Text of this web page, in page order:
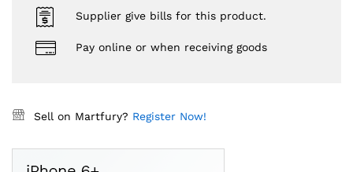
Supplier give bills for this product.
Pay online or when receiving goods
Sell on Martfury? Register Now!